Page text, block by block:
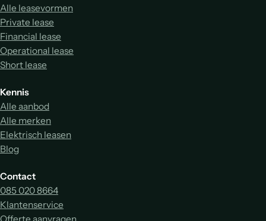
Alle leasevormen
Private lease
Financial lease
Operational lease
Short lease
Kennis
Alle aanbod
Alle merken
Elektrisch leasen
Blog
Contact
085 020 8664
Klantenservice